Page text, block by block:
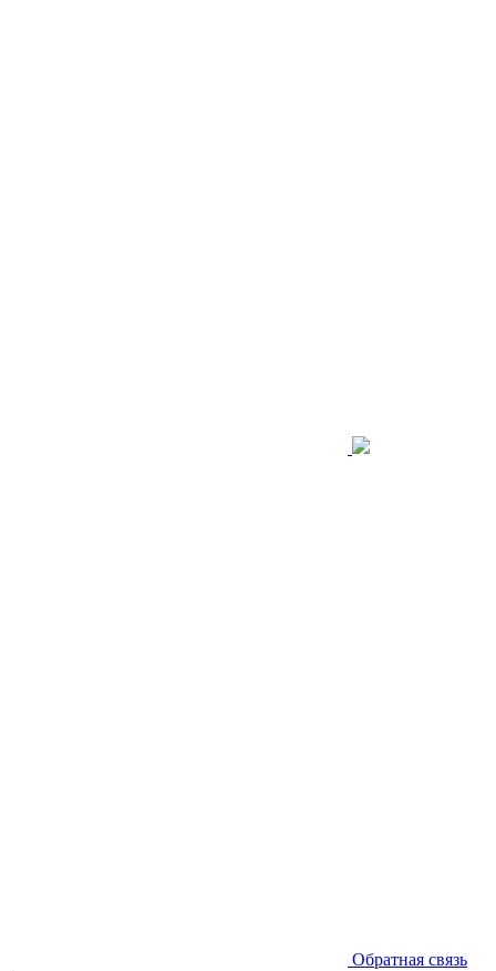
Обратная связь